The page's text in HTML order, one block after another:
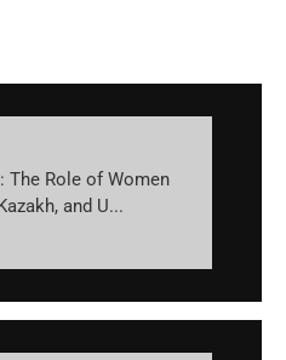
The Role of Women
and U...